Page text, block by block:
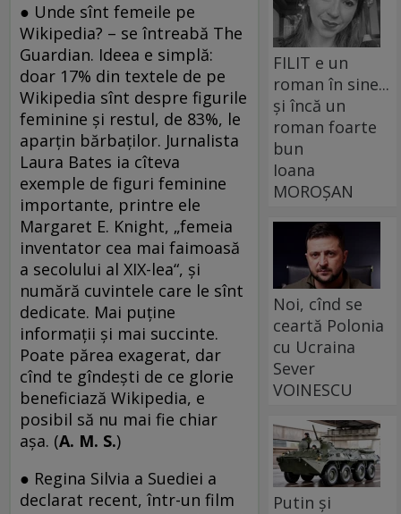
● Unde sînt femeile pe
Wikipedia? – se întreabă The
Guardian. Ideea e simplă:
doar 17% din textele de pe
Wikipedia sînt despre figurile
feminine și restul, de 83%, le
aparțin bărbaților. Jurnalista
Laura Bates ia cîteva
exemple de figuri feminine
importante, printre ele
Margaret E. Knight, „femeia
inventator cea mai faimoasă
a secolului al XIX-lea“, și
numără cuvintele care le sînt
dedicate. Mai puține
informații și mai succinte.
Poate părea exagerat, dar
cînd te gîndești de ce glorie
beneficiază Wikipedia, e
posibil să nu mai fie chiar
așa. (A. M. S.)
● Regina Silvia a Suediei a
declarat recent, într-un film
FILIT e un
roman în sine...
și încă un
roman foarte
bun
Ioana
MOROȘAN
Noi, cînd se
ceartă Polonia
cu Ucraina
Sever
VOINESCU
Putin și